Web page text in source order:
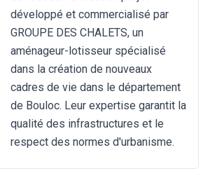
développé et commercialisé par
GROUPE DES CHALETS, un
aménageur-lotisseur spécialisé
dans la création de nouveaux
cadres de vie dans le département
de Bouloc. Leur expertise garantit la
qualité des infrastructures et le
respect des normes d'urbanisme.